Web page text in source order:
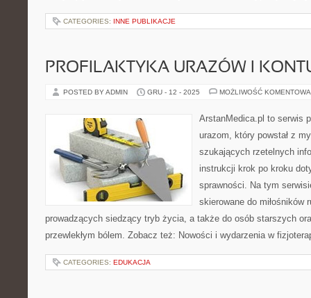
CATEGORIES: INNE PUBLIKACJE
PROFILAKTYKA URAZÓW I
POSTED BY ADMIN GRU - 12 - 2025 MOŻLIWOŚĆ
ArstanMedica.pl to serwis
urazom, który powstał z
szukających rzetelnych
instrukcji krok po kroku
sprawności. Na tym
skierowane do miłośników
prowadzących siedzący tryb życia, a także do osób starszych
przewlekłym bólem. Zobacz też: Nowości i wydarzenia w
CATEGORIES: EDUKACJA